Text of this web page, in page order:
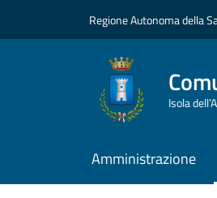
Regione Autonoma della
Isola
Amministrazione